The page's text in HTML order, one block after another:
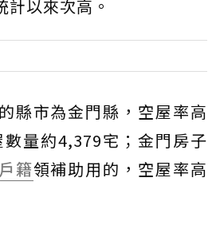
以來次高。
縣市為金門縣，空屋率高
量約4,379宅；金門房子
戶籍領補助用的，空屋率高